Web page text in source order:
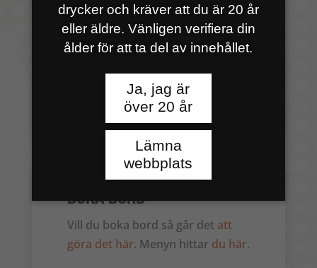
dryck precis vägg i vägg med
bryggeriet eller på den stora
uteserveringen för den som
föredrar att sitta ute. Hundar är
också välkomna!
BOKA BORD
Vill du boka bord så går det att
göra det här. Menyn hittar du här.
drycker och kräver att du är 20 år
eller äldre. Vänligen verifiera din
ålder för att ta del av innehållet.
Ja, jag är
över 20 år
Lämna
webbplats